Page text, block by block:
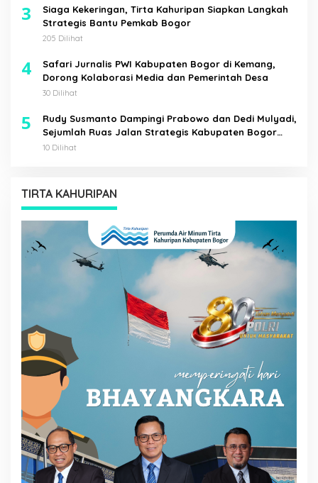
3
Siaga Kekeringan, Tirta Kahuripan Siapkan Langkah
Strategis Bantu Pemkab Bogor
205 Dilihat
4
Safari Jurnalis PWI Kabupaten Bogor di Kemang,
Dorong Kolaborasi Media dan Pemerintah Desa
30 Dilihat
5
Rudy Susmanto Dampingi Prabowo dan Dedi Mulyadi,
Sejumlah Ruas Jalan Strategis Kabupaten Bogor
Diresmikan
10 Dilihat
TIRTA KAHURIPAN